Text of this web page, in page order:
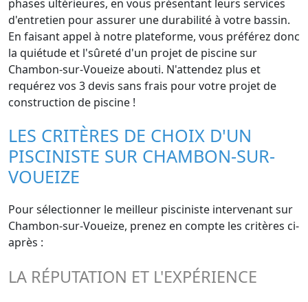
phases ultérieures, en vous présentant leurs services
d'entretien pour assurer une durabilité à votre bassin.
En faisant appel à notre plateforme, vous préférez donc
la quiétude et l'sûreté d'un projet de piscine sur
Chambon-sur-Voueize abouti. N'attendez plus et
requérez vos 3 devis sans frais pour votre projet de
construction de piscine !
LES CRITÈRES DE CHOIX D'UN
PISCINISTE SUR CHAMBON-SUR-
VOUEIZE
Pour sélectionner le meilleur pisciniste intervenant sur
Chambon-sur-Voueize, prenez en compte les critères ci-
après :
LA RÉPUTATION ET L'EXPÉRIENCE